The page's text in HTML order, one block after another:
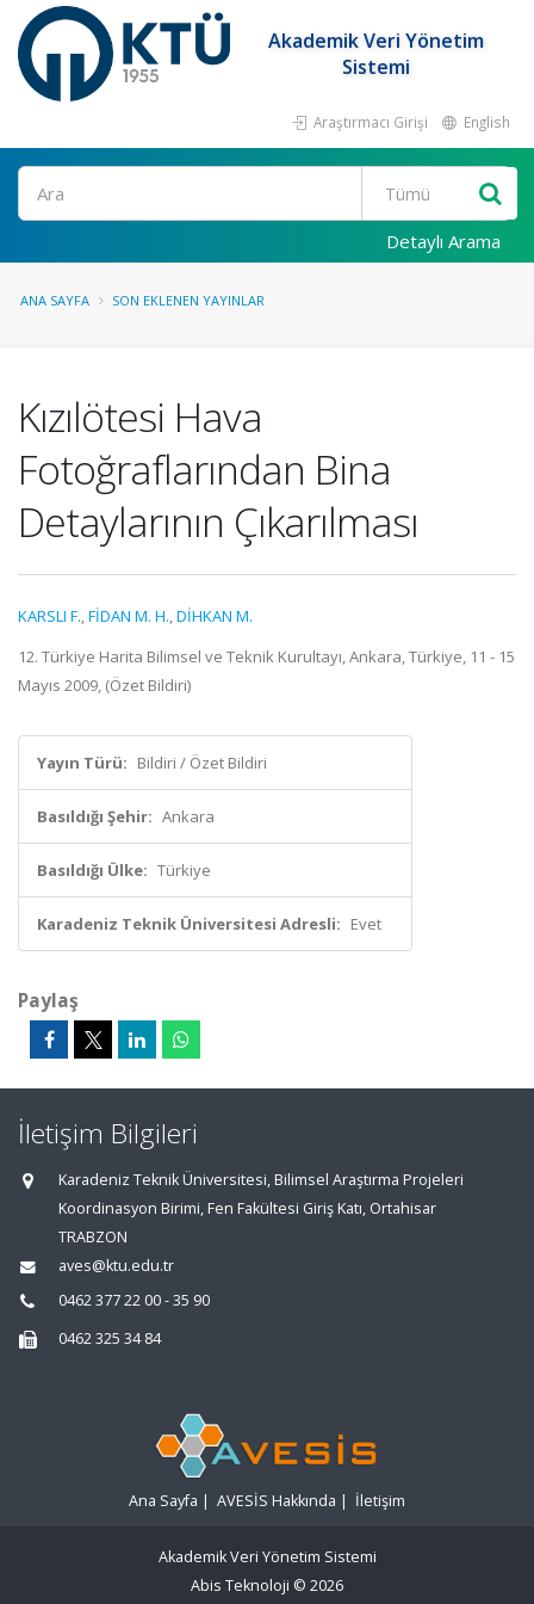
Akademik Veri Yönetim
Sistemi
Araştırmacı Girişi English
Ara
Detaylı Arama
ANA SAYFA SON EKLENEN YAYINLAR
Kızılötesi Hava
Fotoğraflarından Bina
Detaylarının Çıkarılması
KARSLI F.,FİDAN M. H.,DİHKAN M.
12. Türkiye Harita Bilimsel ve Teknik Kurultayı, Ankara, Türkiye, 11 - 15
Mayıs 2009, (Özet Bildiri)
Yayın Türü: Bildiri / Özet Bildiri
Basıldığı Şehir: Ankara
Basıldığı Ülke: Türkiye
Karadeniz Teknik Üniversitesi Adresli: Evet
Paylaş
İletişim Bilgileri
Karadeniz Teknik Üniversitesi, Bilimsel Araştırma Projeleri
Koordinasyon Birimi, Fen Fakültesi Giriş Katı, Ortahisar
TRABZON
aves@ktu.edu.tr
0462 377 22 00 - 35 90
0462 325 34 84
Ana Sayfa | AVESİS Hakkında | İletişim
Akademik Veri Yönetim Sistemi
Abis Teknoloji © 2026